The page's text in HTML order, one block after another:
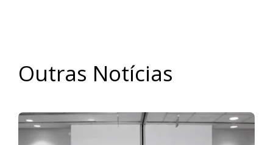
Outras Notícias